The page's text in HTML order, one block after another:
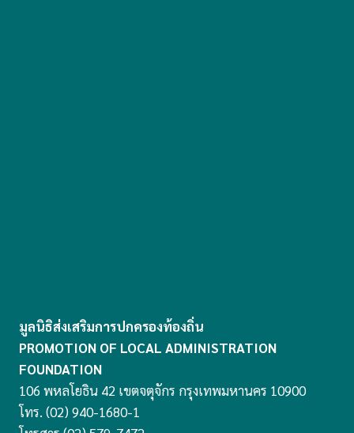
มูลนิธิส่งเสริมการปกครองท้องถิ่น
PROMOTION OF LOCAL ADMINISTRATION
FOUNDATION
106 พหลโยธิน 42 เขตจตุจักร กรุงเทพมหานคร 10900
โทร. (02) 940-1680-1